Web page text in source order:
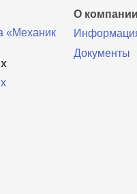
«Механик
О компании
Документы